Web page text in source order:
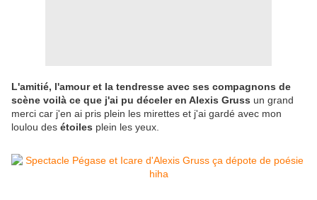
L'amitié, l'amour et la tendresse avec ses compagnons de
scène voilà ce que j'ai pu déceler en Alexis Gruss un grand
merci car j'en ai pris plein les mirettes et j'ai gardé avec mon
loulou des étoiles plein les yeux.